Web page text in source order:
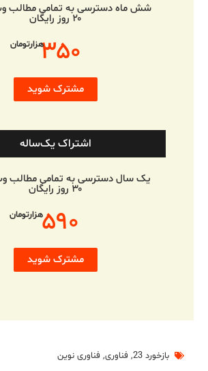
شش ماه دسترسی به تمامی مطالب
۲۰ روز رایگان
۳۵۰هزارتومان
مشترک شوید
اشتراک یک‌ساله
یک سال دسترسی به تمامی مطالب
۳۰ روز رایگان
۵۹۰هزارتومان
مشترک شوید
بازخورد 23 , فناوری, فناوری نوین